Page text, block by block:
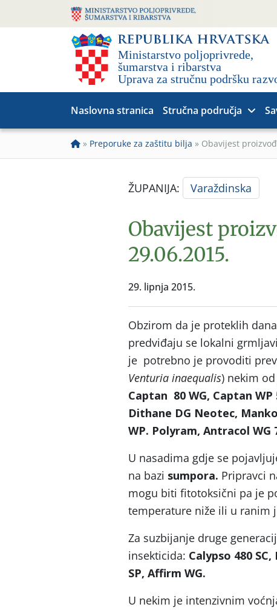
Naslovna stranica Stručna područja
» Preporuke za zaštitu bilja » Obavijest
ŽUPANIJA: Varaždinska
Obavijest
29.06.2015.
29. lipnja 2015.
Obzirom da je proteklih
predviđaju se lokalni
je potrebno je provoditi
Venturia inaequalis) nekim
Captan 80 WG, Captan
Dithane DG Neotec,
WP. Polyram, Antracol WG
U nasadima gdje se
na bazi sumpora. Pripravci
mogu biti fitotoksični pa je
temperature niže ili u ranim
Za suzbijanje druge
insekticida: Calypso 480
SP, Affirm WG.
U nekim je intenzivnim